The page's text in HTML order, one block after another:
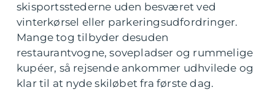
skisportsstederne uden besværet ved
vinterkørsel eller parkeringsudfordringer.
Mange tog tilbyder desuden
restaurantvogne, sovepladser og rummelige
kupéer, så rejsende ankommer udhvilede og
klar til at nyde skiløbet fra første dag.